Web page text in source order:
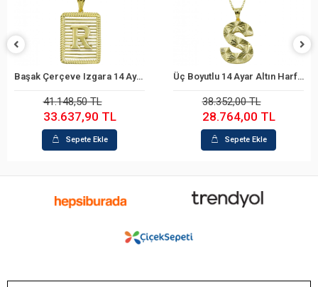
Sepete Ekle
38.352,00 TL
28.764,00 TL
Sepete Ekle
Sepete Ekle
31.960,00 TL
24.928,80 TL
Sepete Ekle